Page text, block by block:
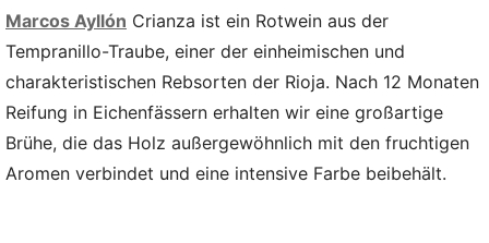
Marcos Ayllón Crianza ist ein Rotwein aus der
Tempranillo-Traube, einer der einheimischen und
charakteristischen Rebsorten der Rioja. Nach 12 Monaten
Reifung in Eichenfässern erhalten wir eine großartige
Brühe, die das Holz außergewöhnlich mit den fruchtigen
Aromen verbindet und eine intensive Farbe beibehält.